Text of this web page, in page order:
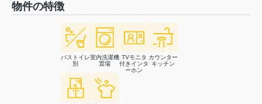
物件の特徴
バストイレ
別
室内洗濯機
置場
TVモニタ
付きインタ
ーホン
カウンター
キッチン